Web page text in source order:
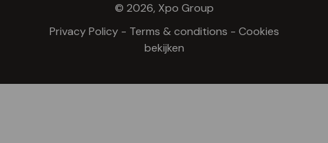
© 2026, Xpo Group
Privacy Policy- Terms & conditions - Cookies
bekijken